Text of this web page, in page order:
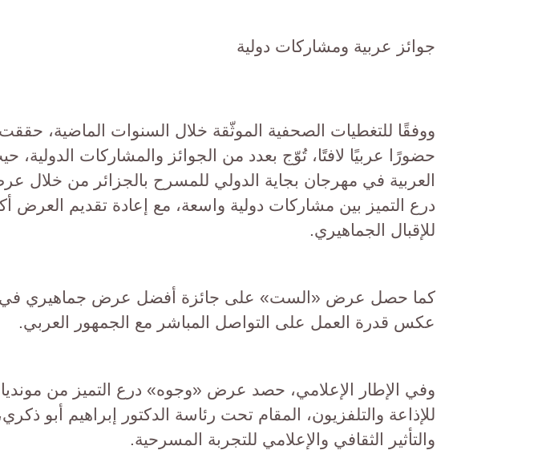
جوائز عربية ومشاركات دولية
ووفقًا للتغطيات الصحفية الموثّقة خلال السنوات الماضية،
حضورًا عربيًا لافتًا، تُوّج بعدد من الجوائز والمشاركات
العربية في مهرجان بجاية الدولي للمسرح بالجزائر من
درع التميز بين مشاركات دولية واسعة، مع إعادة تقديم العرض
للإقبال الجماهيري.
كما حصل عرض «الست» على جائزة أفضل عرض جماهيري في
عكس قدرة العمل على التواصل المباشر مع الجمهور العربي.
وفي الإطار الإعلامي، حصد عرض «وجوه» درع التميز من
للإذاعة والتلفزيون، المقام تحت رئاسة الدكتور إبراهيم أبو
والتأثير الثقافي والإعلامي للتجربة المسرحية.